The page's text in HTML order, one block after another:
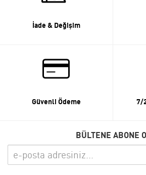
İade & Değişim
Güvenli Ödeme 7/
BÜLTENE ABONE